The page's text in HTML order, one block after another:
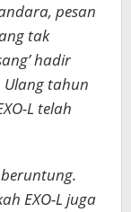
pesan
tak
hadir
tahun
L telah
EXO-L juga